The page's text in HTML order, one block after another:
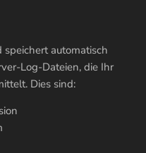
automatisch
Log-Dateien, die Ihr
Dies sind: